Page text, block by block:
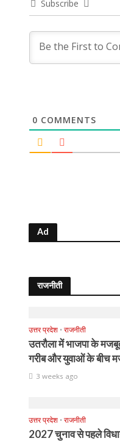
Subscribe
0 COMMENTS
Ad
राजनीती
उत्तर प्रदेश • राजनीती
उतरौला में भाजपा के
गरीब और युवाओं के बीच
3 weeks ago
उत्तर प्रदेश • राजनीती
2027 चुनाव से पहले